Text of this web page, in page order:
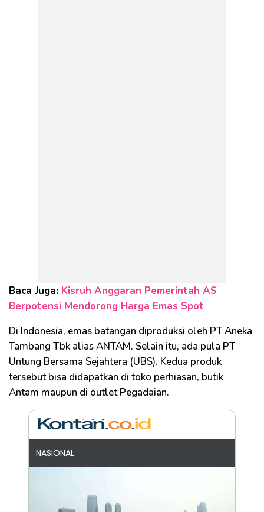
Baca Juga: Kisruh Anggaran Pemerintah AS
Berpotensi Mendorong Harga Emas Spot
Di Indonesia, emas batangan diproduksi oleh PT Aneka
Tambang Tbk alias ANTAM. Selain itu, ada pula PT
Untung Bersama Sejahtera (UBS). Kedua produk
tersebut bisa didapatkan di toko perhiasan, butik
Antam maupun di outlet Pegadaian.
NASIONAL